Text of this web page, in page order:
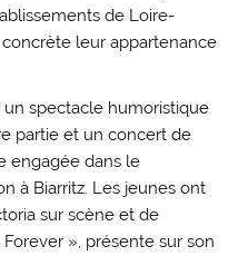
de Loire-
leur appartenance
un spectacle humoristique
partie et un concert de
engagée dans le
à Biarritz. Les jeunes ont
sur scène et de
», présente sur son